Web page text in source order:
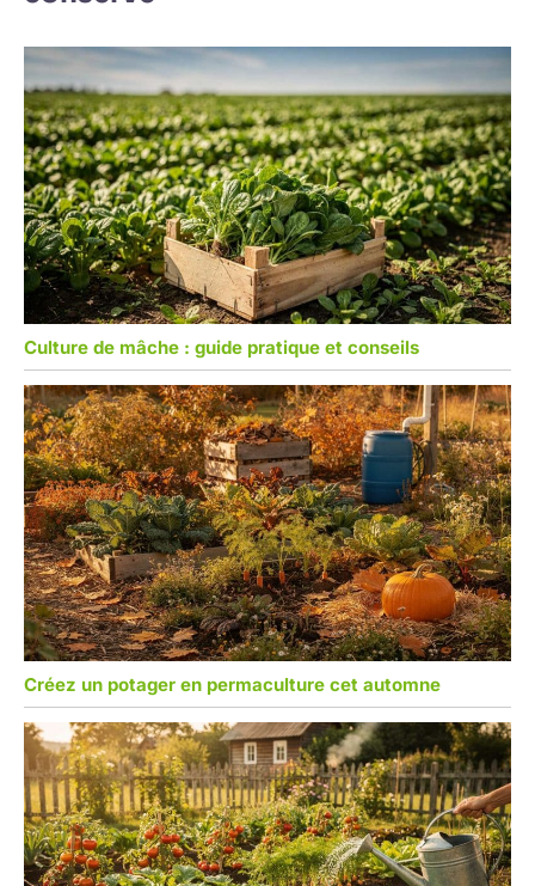
Culture de mâche : guide pratique et conseils
Créez un potager en permaculture cet automne